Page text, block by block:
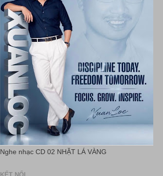
Nghe nhạc CD 02 NHẶT LÁ VÀNG
KẾT NỐI